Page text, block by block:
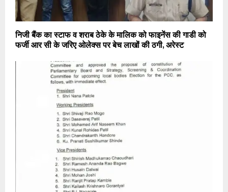
निजी बैंक का स्टाफ व शराब ठेके के मालिक को फाइनेंस की गाडी को
फर्जी आर सी के जरिए ओलेक्स पर बेच लाखों की ठगी, अरेस्ट